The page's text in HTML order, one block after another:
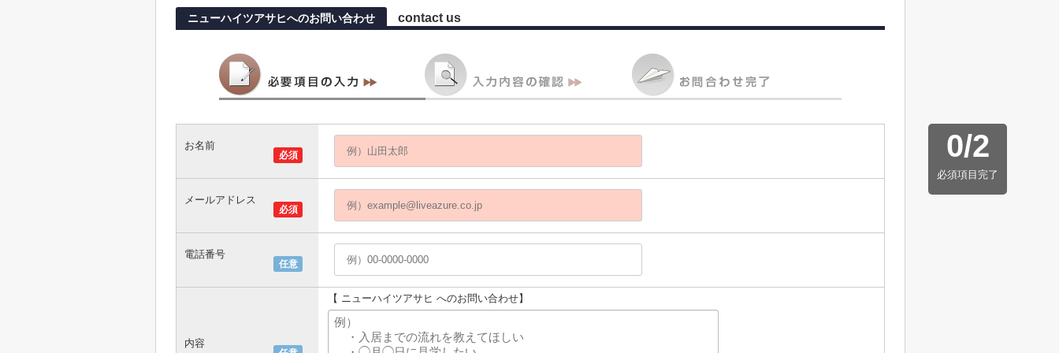
ニューハイツアサヒへのお問い合わせ contact us
0/2
必須項目完了
必須
お名前
必須
メールアドレス
任意
電話番号
内容
【 ニューハイツアサヒ へのお問い合わせ】